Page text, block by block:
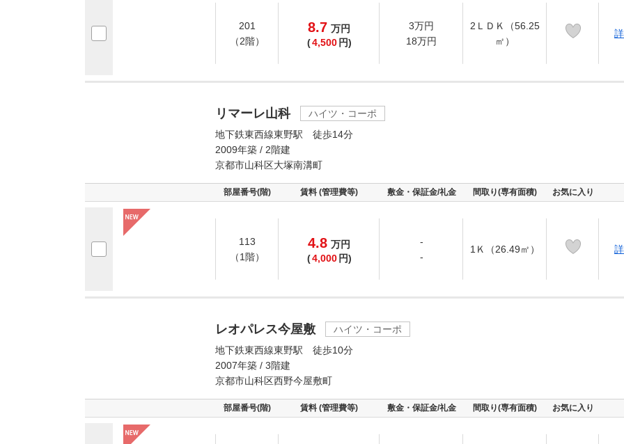
201
（2階）
8.7 万円
(4,500 円)
3万円
18万円
2ＬＤＫ（56.25
㎡）
リマーレ山科
ハイツ・コーポ
地下鉄東西線東野駅 徒歩14分
2009年築 / 2階建
京都市山科区大塚南溝町
部屋番号(階) 賃料 (管理費等) 敷金・保証金/礼金 間取り(専有面積) お気に入り
113
（1階）
4.8 万円
(4,000 円)
-
-
1Ｋ（26.49㎡）
レオパレス今屋敷
ハイツ・コーポ
地下鉄東西線東野駅 徒歩10分
2007年築 / 3階建
京都市山科区西野今屋敷町
部屋番号(階) 賃料 (管理費等) 敷金・保証金/礼金 間取り(専有面積) お気に入り